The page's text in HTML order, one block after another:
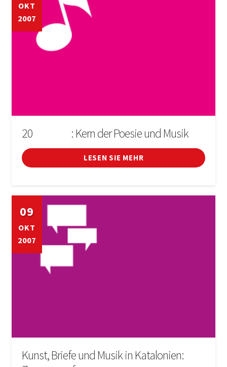
OKT
2007
20 : Kern der Poesie und Musik
LESEN SIE MEHR
09
OKT
2007
Kunst, Briefe und Musik in Katalonien: